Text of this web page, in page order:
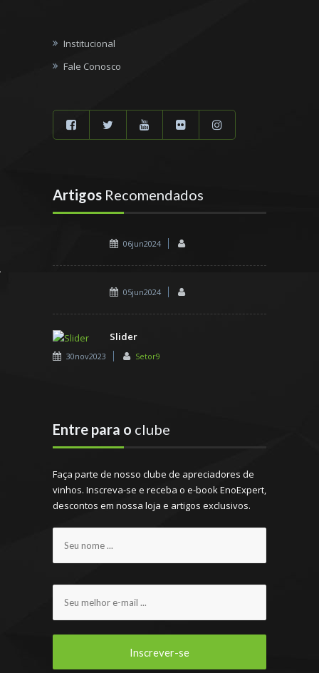
Institucional
Fale Conosco
Artigos Recomendados
06jun2024
05jun2024
Slider
30nov2023 Setor9
Entre para o clube
Faça parte de nosso clube de apreciadores de
vinhos. Inscreva-se e receba o e-book EnoExpert,
descontos em nossa loja e artigos exclusivos.